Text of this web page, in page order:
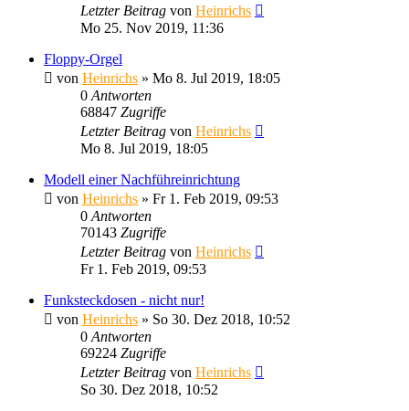
Letzter Beitrag von Heinrichs
Mo 25. Nov 2019, 11:36
Floppy-Orgel
von Heinrichs » Mo 8. Jul 2019, 18:05
0 Antworten
68847 Zugriffe
Letzter Beitrag von Heinrichs
Mo 8. Jul 2019, 18:05
Modell einer Nachführeinrichtung
von Heinrichs » Fr 1. Feb 2019, 09:53
0 Antworten
70143 Zugriffe
Letzter Beitrag von Heinrichs
Fr 1. Feb 2019, 09:53
Funksteckdosen - nicht nur!
von Heinrichs » So 30. Dez 2018, 10:52
0 Antworten
69224 Zugriffe
Letzter Beitrag von Heinrichs
So 30. Dez 2018, 10:52